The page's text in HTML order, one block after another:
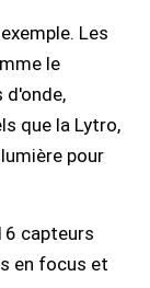
Les
le
d'onde,
que la Lytro,
pour
capteurs
en focus et